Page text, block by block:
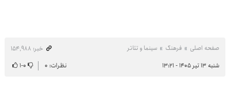
صفحه اصلی فرهنگ سینما و تئاتر
خبر: ۱۵۴٬۹۸۸
شنبه ۱۳ تیر ۱۴۰۵ - ۱۳:۲۱
نظرات: ۰ ۰-۱